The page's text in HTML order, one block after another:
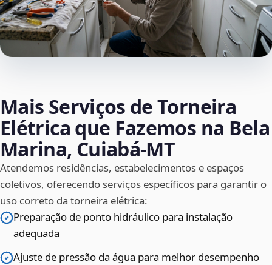
Mais Serviços de Torneira
Elétrica que Fazemos na Bela
Marina, Cuiabá‑MT
Atendemos residências, estabelecimentos e espaços
coletivos, oferecendo serviços específicos para garantir o
uso correto da torneira elétrica:
Preparação de ponto hidráulico para instalação
adequada
Ajuste de pressão da água para melhor desempenho